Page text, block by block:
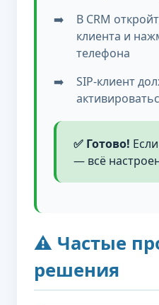
В CRM
клиента и
телефона
SIP-клиент
✅ Готово!
— всё
⚠️ Частые
решения